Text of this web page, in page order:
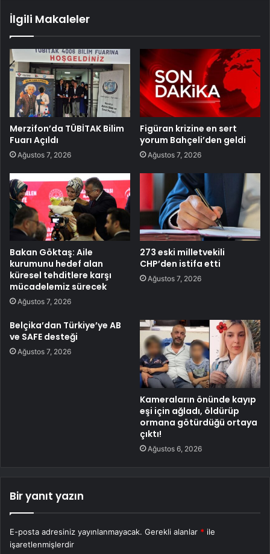
İlgili Makaleler
Merzifon’da TÜBİTAK Bilim
Fuarı Açıldı
Ağustos 7, 2026
Figüran krizine en sert
yorum Bahçeli’den geldi
Ağustos 7, 2026
Bakan Göktaş: Aile
kurumunu hedef alan
küresel tehditlere karşı
mücadelemiz sürecek
Ağustos 7, 2026
273 eski milletvekili
CHP’den istifa etti
Ağustos 7, 2026
Belçika’dan Türkiye’ye AB
ve SAFE desteği
Ağustos 7, 2026
Kameraların önünde kayıp
eşi için ağladı, öldürüp
ormana götürdüğü ortaya
çıktı!
Ağustos 6, 2026
Bir yanıt yazın
E-posta adresiniz yayınlanmayacak. Gerekli alanlar * ile
işaretlenmişlerdir